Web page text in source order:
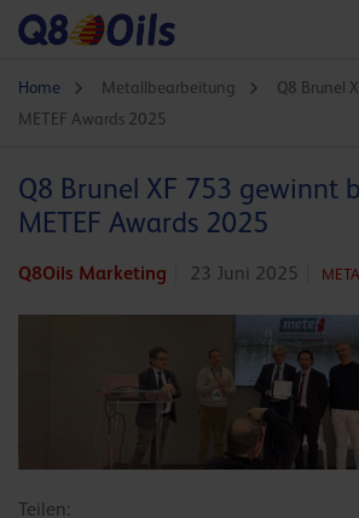
Home Metallbearbeitung
Q8 Brunel
METEF Awards 2025
Q8 Brunel XF 753 gewinnt
METEF Awards 2025
Q8Oils Marketing 23 Juni 2025
Teilen: